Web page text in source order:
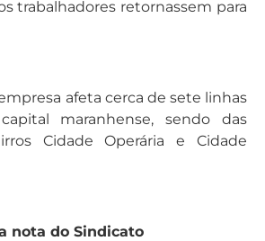
trabalhadores retornassem para
afeta cerca de sete linhas
maranhense, sendo das
Cidade Operária e Cidade
nota do Sindicato